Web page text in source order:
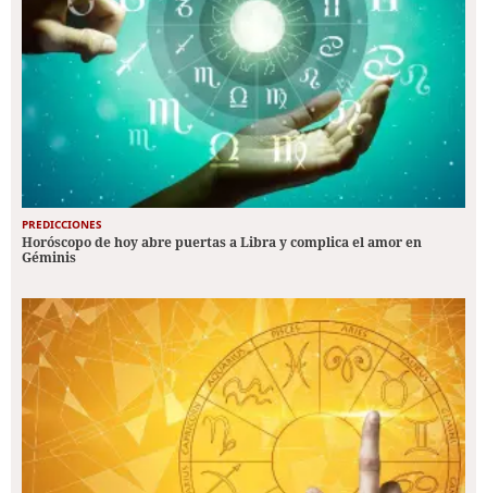
PREDICCIONES
Horóscopo de hoy abre puertas a Libra y complica el amor en
Géminis